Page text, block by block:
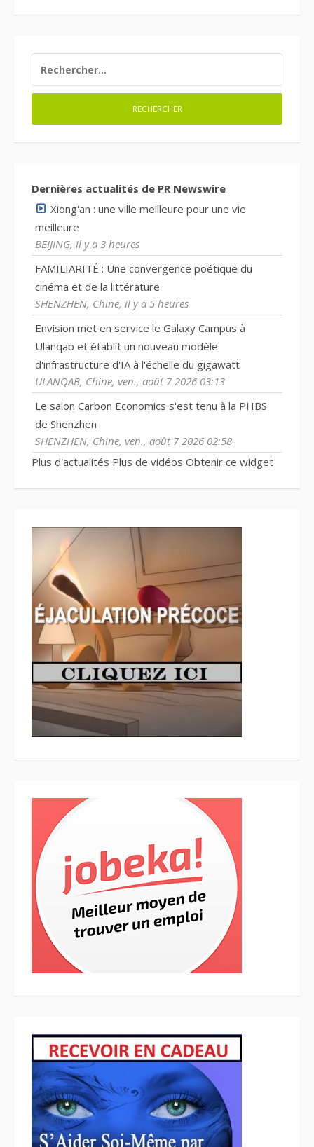
Dernières actualités de PR Newswire
Xiong'an : une ville meilleure pour une vie
meilleure
BEIJING, il y a 3 heures
FAMILIARITÉ : Une convergence poétique du
cinéma et de la littérature
SHENZHEN, Chine, il y a 5 heures
Envision met en service le Galaxy Campus à
Ulanqab et établit un nouveau modèle
d'infrastructure d'IA à l'échelle du gigawatt
ULANQAB, Chine, ven., août 7 2026 03:13
Le salon Carbon Economics s'est tenu à la PHBS
de Shenzhen
SHENZHEN, Chine, ven., août 7 2026 02:58
Plus d'actualités Plus de vidéos Obtenir ce widget